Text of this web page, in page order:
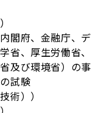
閣府、金融庁、デ
省、厚生労働省、
及び環境省）の事
試験
術））